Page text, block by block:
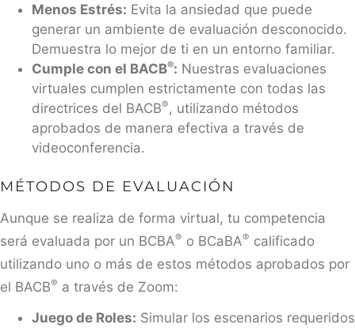
Menos Estrés: Evita la ansiedad que puede
generar un ambiente de evaluación desconocido.
Demuestra lo mejor de ti en un entorno familiar.
Cumple con el BACB®: Nuestras evaluaciones
virtuales cumplen estrictamente con todas las
directrices del BACB® , utilizando métodos
aprobados de manera efectiva a través de
videoconferencia.
MÉTODOS DE EVALUACIÓN
Aunque se realiza de forma virtual, tu competencia
será evaluada por un BCBA® o BCaBA® calificado
utilizando uno o más de estos métodos aprobados por
el BACB® a través de Zoom:
Juego de Roles: Simular los escenarios requeridos